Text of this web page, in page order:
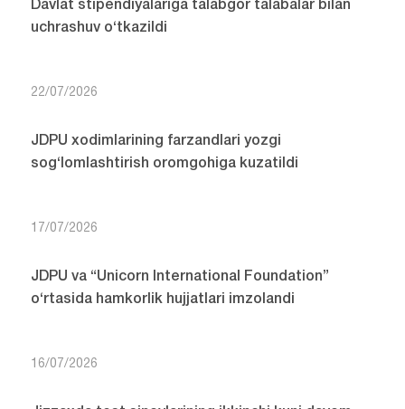
Davlat stipendiyalariga talabgor talabalar bilan
uchrashuv o‘tkazildi
22/07/2026
JDPU xodimlarining farzandlari yozgi
sog‘lomlashtirish oromgohiga kuzatildi
17/07/2026
JDPU va “Unicorn International Foundation”
o‘rtasida hamkorlik hujjatlari imzolandi
16/07/2026